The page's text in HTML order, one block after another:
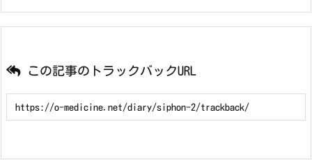
この記事のトラックバックURL